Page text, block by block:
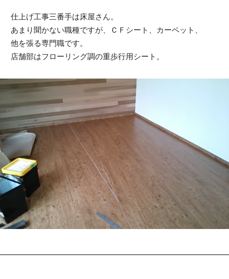
仕上げ工事三番手は床屋さん。
あまり聞かない職種ですが、ＣＦシート、カーペット、
他を張る専門職です。
店舗部はフローリング調の重歩行用シート。